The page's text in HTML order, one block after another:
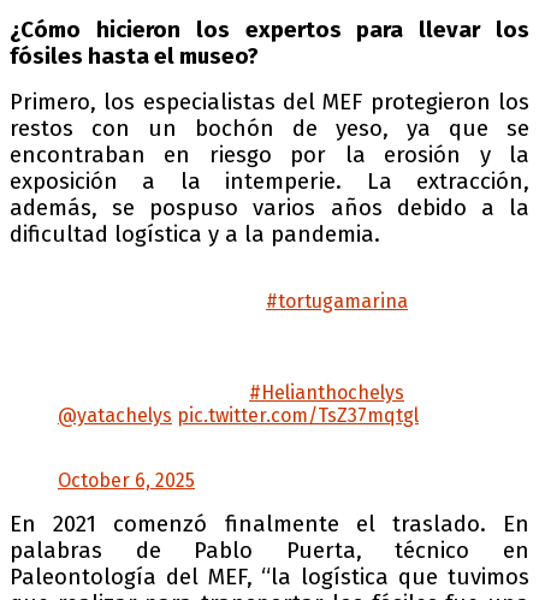
¿Cómo hicieron los expertos para llevar los
fósiles hasta el museo?
Primero, los especialistas del MEF protegieron los
restos con un bochón de yeso, ya que se
encontraban en riesgo por la erosión y la
exposición a la intemperie. La extracción,
además, se pospuso varios años debido a la
dificultad logística y a la pandemia.
#tortugamarina
#Helianthochelys
@yatachelys pic.twitter.com/TsZ37mqtgl
October 6, 2025
En 2021 comenzó finalmente el traslado. En
palabras de Pablo Puerta, técnico en
Paleontología del MEF, “la logística que tuvimos